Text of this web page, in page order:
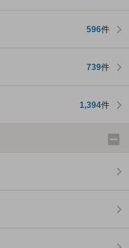
596件
739件
1,394件